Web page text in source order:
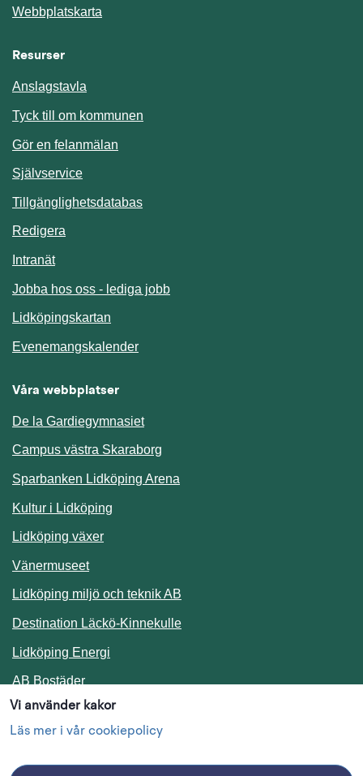
Vi använder kakor
Läs mer i vår cookiepolicy
Webbplatskarta
Resurser
Anslagstavla
Tyck till om kommunen
Gör en felanmälan
SjälvserviceLänk till annan webbplats.
TillgänglighetsdatabasLänk till annan webbplats.
Redigera
IntranätLänk till annan webbplats.
Jobba hos oss - lediga jobb
Lidköpingskartan
EvenemangskalenderLänk till annan webbplats.
Våra webbplatser
De la Gardiegymnasiet
Campus västra Skaraborg
Sparbanken Lidköping Arena
Kultur i Lidköping
Lidköping växer
Vänermuseet
Lidköping miljö och teknik AB
Destination Läckö-KinnekulleLänk till annan webbplats.
Lidköping Energi
AB BostäderLänk till annan webbplats.
Följ oss i sociala medier